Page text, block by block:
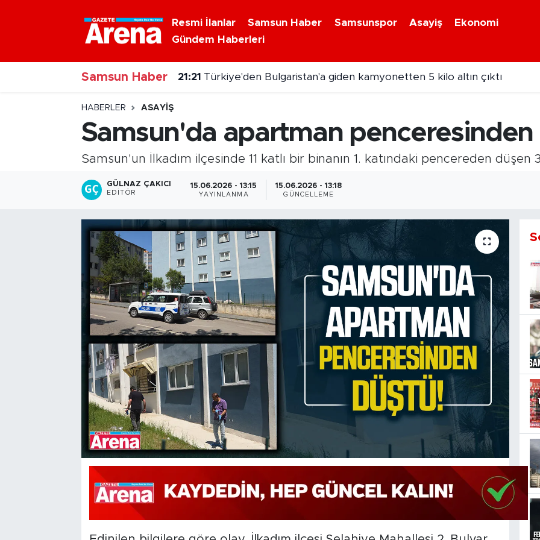
Resmi İlanlar Samsun Haber Samsunspor Asayiş
Ekonomi
Gündem Haberleri
Samsun Haber 21:03 7 Ağustos 2026 On Numara sonuçları açıklandı
HABERLER ASAYIŞ
Samsun'da apartman penceresinden
Samsun'un İlkadım ilçesinde 11 katlı bir binanın 1. katındaki pencereden düşen
GÜLNAZ ÇAKICI
EDITÖR
15.06.2026 - 13:15
YAYINLANMA
15.06.2026 - 13:18
GÜNCELLEME
Nöbetçi Eczaneler
Hava Durumu
Samsun Namaz Vakitleri
Trafik Durumu
Süper Lig Puan Durumu ve Fikstür
Tüm Manşetler
Son Dakika Haberleri
Haber Arşivi